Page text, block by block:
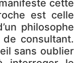
cette
est celle
philosophe
consultant.
sans oublier